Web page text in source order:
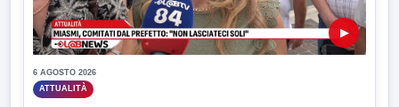
▶
6 AGOSTO 2026
ATTUALITÀ